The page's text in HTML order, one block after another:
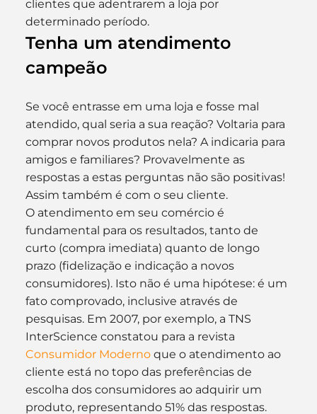
clientes que adentrarem a loja por
determinado período.
Tenha um atendimento
campeão
Se você entrasse em uma loja e fosse mal
atendido, qual seria a sua reação? Voltaria para
comprar novos produtos nela? A indicaria para
amigos e familiares? Provavelmente as
respostas a estas perguntas não são positivas!
Assim também é com o seu cliente.
O atendimento em seu comércio é
fundamental para os resultados, tanto de
curto (compra imediata) quanto de longo
prazo (fidelização e indicação a novos
consumidores). Isto não é uma hipótese: é um
fato comprovado, inclusive através de
pesquisas. Em 2007, por exemplo, a TNS
InterScience constatou para a revista
Consumidor Moderno que o atendimento ao
cliente está no topo das preferências de
escolha dos consumidores ao adquirir um
produto, representando 51% das respostas.